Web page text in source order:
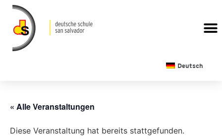
Deutsch
« Alle Veranstaltungen
Diese Veranstaltung hat bereits stattgefunden.